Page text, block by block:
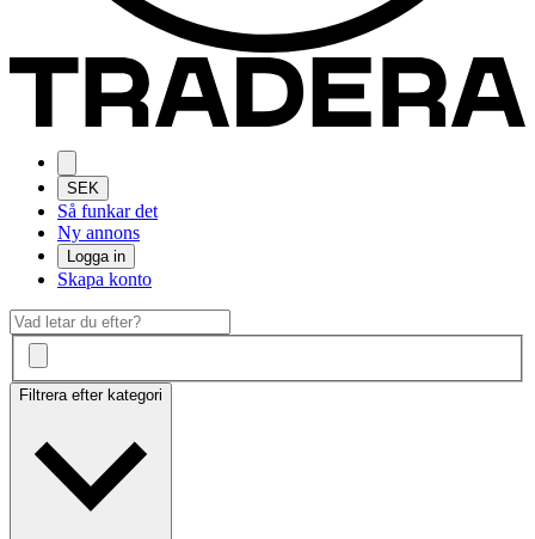
SEK
Så funkar det
Ny annons
Logga in
Skapa konto
Filtrera efter kategori